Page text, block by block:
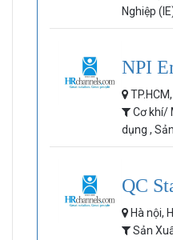
Nghiệp
NPI
Cơ khí/
dụng ,
QC
Hà nội,
Sản